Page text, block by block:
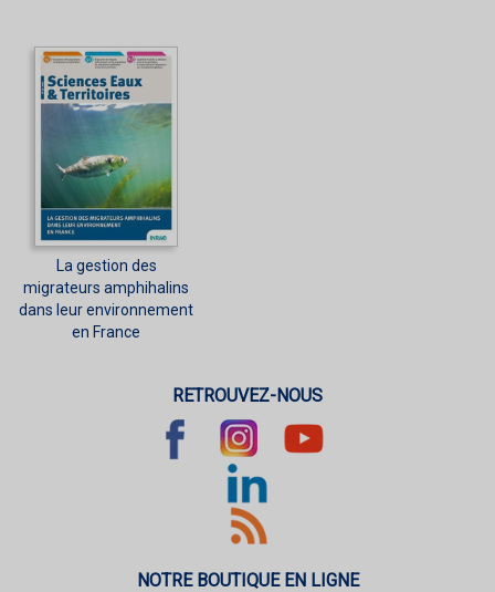
La gestion des
migrateurs amphihalins
dans leur environnement
en France
RETROUVEZ-NOUS
NOTRE BOUTIQUE EN LIGNE